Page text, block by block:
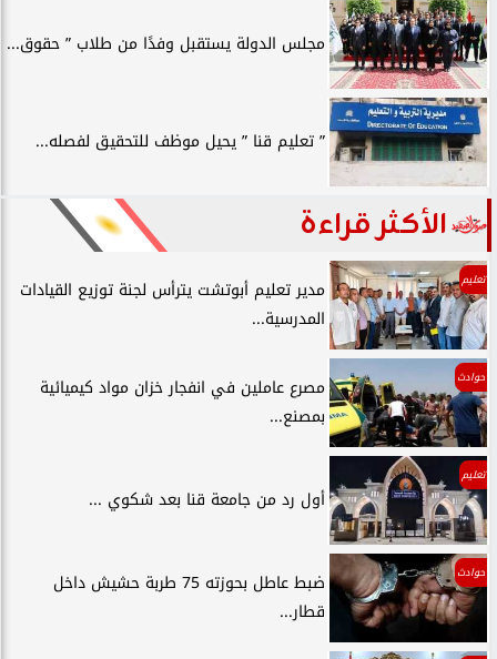
مجلس الدولة يستقبل وفدًا من طلاب ” حقوق...
” تعليم قنا ” يحيل موظف للتحقيق لفصله...
الأكثر قراءة
تعليم
مدير تعليم أبوتشت يترأس لجنة توزيع القيادات
المدرسية...
حوادث
مصرع عاملين في انفجار خزان مواد كيميائية
بمصنع...
تعليم
أول رد من جامعة قنا بعد شكوي ...
حوادث
ضبط عاطل بحوزته 75 طربة حشيش داخل
قطار...